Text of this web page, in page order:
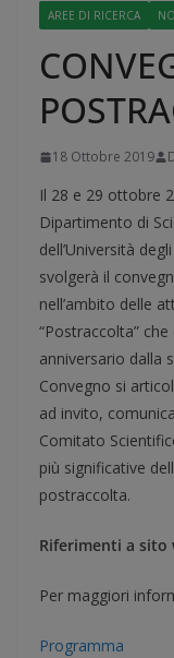
AREE DI RICERCA
18 Ottobre 2019
Il 28 e 29 ottobre
Dipartimento di
dell’Università
svolgerà il
nell’ambito delle
“Postraccolta”
anniversario dalla
Convegno si
ad invito,
Comitato
più significative
postraccolta.
Riferimenti a sito
Per maggiori
Programma